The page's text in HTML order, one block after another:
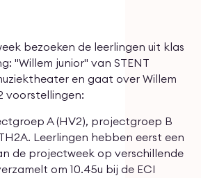
bezoeken de leerlingen uit klas
"Willem junior" van STENT
en gaat over Willem
voorstellingen:
A (HV2), projectgroep B
Leerlingen hebben eerst een
de projectweek op verschillende
om 10.45u bij de ECI